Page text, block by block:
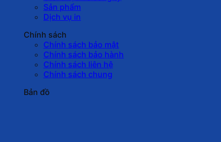
Sản phẩm
Dịch vụ in
Chính sách
Chính sách bảo mật
Chính sách bảo hành
Chính sách liên hệ
Chính sách chung
Bản đồ